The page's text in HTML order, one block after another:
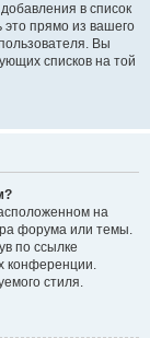
в список
это прямо из вашего
Вы
списков на той
на
форума или темы.
по ссылке
конференции.
стиля.